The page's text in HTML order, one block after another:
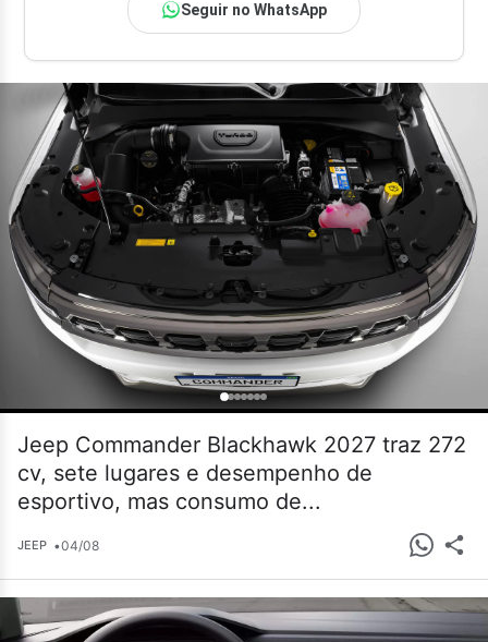
Seguir no WhatsApp
Jeep Commander Blackhawk 2027 traz 272
cv, sete lugares e desempenho de
esportivo, mas consumo de...
JEEP •04/08